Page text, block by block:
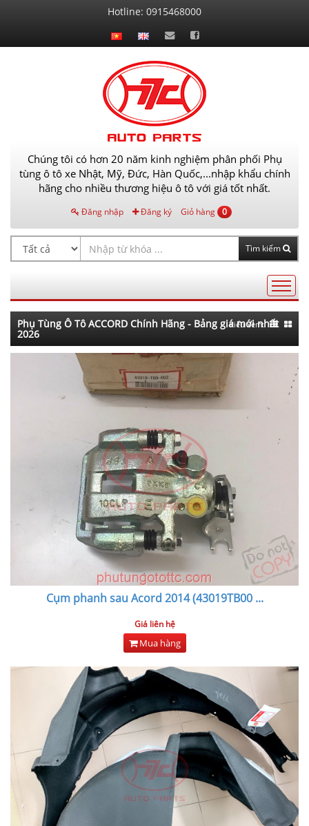
hệ
Hotline: 0915468000
Chúng tôi có hơn 20 năm kinh nghiệm phân phối Phụ
tùng ô tô xe Nhật, Mỹ, Đức, Hàn Quốc,...nhập khẩu chính
hãng cho nhiều thương hiệu ô tô với giá tốt nhất.
Đăng nhập Đăng ký Giỏ hàng 0
Tìm kiếm
AutoPart
Phụ Tùng Ô Tô ACCORD Chính Hãng - Bảng giá mới nhất
2026
Kiểu xem:
Cụm phanh sau Acord 2014 (43019TB00...
Giá liên hệ
Mua hàng